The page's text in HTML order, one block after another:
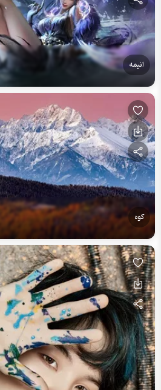
انیمه
کوه